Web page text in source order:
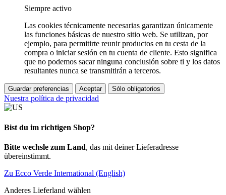
Siempre activo
Las cookies técnicamente necesarias garantizan únicamente
las funciones básicas de nuestro sitio web. Se utilizan, por
ejemplo, para permitirte reunir productos en tu cesta de la
compra o iniciar sesión en tu cuenta de cliente. Esto significa
que no podemos sacar ninguna conclusión sobre ti y los datos
resultantes nunca se transmitirán a terceros.
Guardar preferencias Aceptar Sólo obligatorios
Nuestra política de privacidad
Bist du im richtigen Shop?
Bitte wechsle zum Land, das mit deiner Lieferadresse
übereinstimmt.
Zu Ecco Verde International (English)
Anderes Lieferland wählen